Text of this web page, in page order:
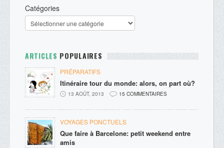
Catégories
ARTICLES POPULAIRES
PRÉPARATIFS
Itinéraire tour du monde: alors, on part où?
13 AOÛT, 2013 15 COMMENTAIRES
VOYAGES PONCTUELS
Que faire à Barcelone: petit weekend entre
amis